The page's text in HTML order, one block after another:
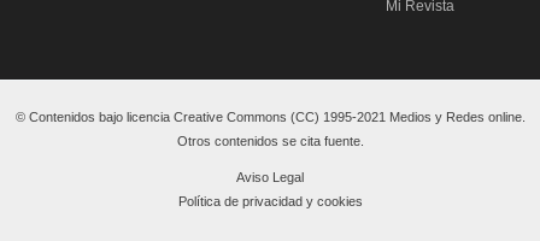
Mi Revista
© Contenidos bajo licencia Creative Commons (CC) 1995-2021 Medios y Redes online.
Otros contenidos se cita fuente.
Aviso Legal
Política de privacidad y cookies